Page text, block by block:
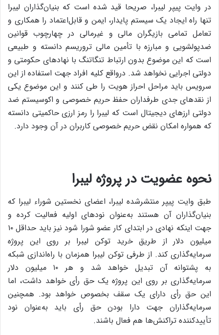
در وایت پیپر لیبرا، صریحا قید شده است که بنیان‌گذاران لیبرا
تنها راه ایجاد یک سیستم پایدار، ایمن و قابل‌اعتماد را همکاری و
تعامل تمامی بازیگران مالی و غیرمالی در چهارچوب قوانین
ضدپولشویی و مبارزه با تأمین مالی تروریسم دانسته و طبیعی
است که این موضوع بدون ارتباط تنگاتنگ با نهادهای حکومتی و
دولتی اجرایی نخواهد شد. درواقع کلیه افراد جهت استفاده از این
سرویس باید مراحل احراز هویت را طی کنند و این موضوع یکی
از نقدهای جدی طرفداران حفظ حریم خصوصی و اکوسیستم ضد
دولتی ارزهای دیجیتال است که لیبرا را رمز ارزی حاکمیتی دانسته
که همواره امکان نقض حریم خصوصی کاربران در آن وجود دارد.
نحوه عضویت در پروژه لیبرا
طبق وایت پیپر منتشرشده لیبرا، اعضای نخستین شوراء لیبرا که
بنیان‌گذاران آن هستند به‌عنوان نودهای اولیه فعالیت کرده و
جهت اینکه نهادی در ابتدای کار عضو شورا شود نیز باید حداقل ۱۰
میلیون دلار از طریق خرید توکن لیبرا بر روی این پروژه
سرمایه‌گذاری کند. از طرفی توکن لیبرا همزمان با راه‌اندازی شبکه
به پشتوانه‌ آن تبدیل خواهد شد و هر ۱۰ میلیون دلار
سرمایه‌گذاری بر روی این پروژه یک حق رأی خواهد داشت، اما
این حق رأی دارای یک سقف بخصوص خواهد بود. همچنین
سرمایه‌گذاران جهت دارا بودن حق رأی باید به‌عنوان نود
تأییدکننده تراکنش‌ها هم فعال باشند.